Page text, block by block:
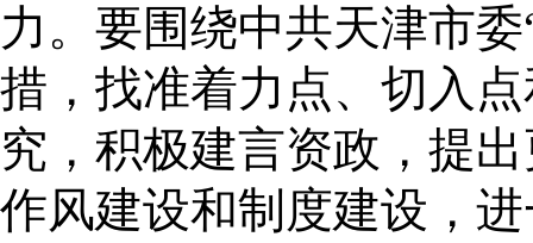
力。要围绕中共天津市
措，找准着力点、切入
究，积极建言资政，提
作风建设和制度建设，